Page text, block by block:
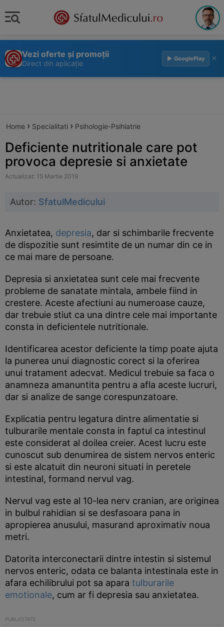
Vezi oferte și promoții
Direct din aplicație
▶ GooglePlay ×
Home › Specialitati › Psihologie-Psihiatrie
Deficiente nutritionale care pot
provoca depresie si anxietate
Actualizat: 15 Martie 2019
Autor: SfatulMedicului
Anxietatea, depresia, dar si schimbarile frecvente
de dispozitie sunt resimtite de un numar din ce in
ce mai mare de persoane.
Depresia si anxietatea sunt cele mai frecvente
probleme de sanatate mintala, ambele fiind in
crestere. Aceste afectiuni au numeroase cauze,
dar trebuie stiut ca una dintre cele mai importante
consta in deficientele nutritionale.
Identificarea acestor deficiente la timp poate ajuta
la punerea unui diagnostic corect si la oferirea
unui tratament adecvat. Medicul trebuie sa faca o
anamneza amanuntita pentru a afla aceste lucruri,
dar si analize de sange corespunzatoare.
Explicatia pentru legatura dintre alimentatie si
tulburarile mentale consta in faptul ca intestinul
este considerat al doilea creier. Acest lucru este
cunoscut sub denumirea de sistem nervos enteric
si este alcatuit din neuroni situati in peretele
intestinal, formand nervul vag.
Nervul vag este al 10-lea nerv cranian, are originea
in bulbul rahidian si se desfasoara pana in
apropierea anusului, masurand aproximativ noua
metri.
Datorita interconectarii dintre intestin si sistemul
nervos enteric, odata ce balanta intestinala este in
afara echilibrului pot sa apara tulburarile
emotionale, cum ar fi depresia sau anxietatea.